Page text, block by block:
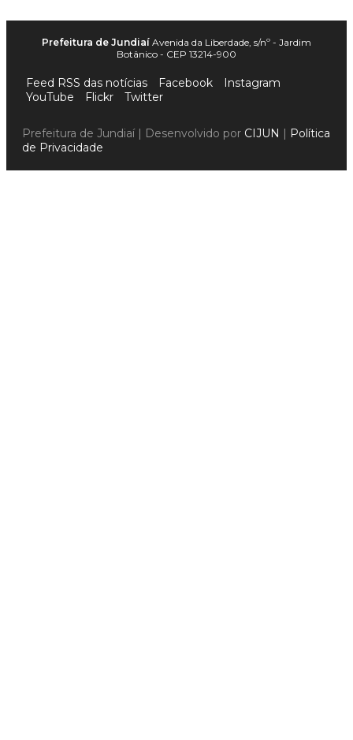
Prefeitura de Jundiaí Avenida da Liberdade, s/nº - Jardim
Botânico - CEP 13214-900
Feed RSS das notícias Facebook
Instagram
YouTube
Flickr Twitter
Prefeitura de Jundiaí | Desenvolvido por CIJUN | Política
de Privacidade